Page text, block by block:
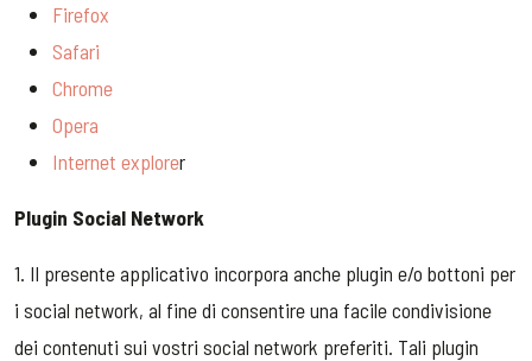
Firefox
Safari
Chrome
Opera
Internet explorer
Plugin Social Network
1. Il presente applicativo incorpora anche plugin e/o bottoni per
i social network, al fine di consentire una facile condivisione
dei contenuti sui vostri social network preferiti. Tali plugin